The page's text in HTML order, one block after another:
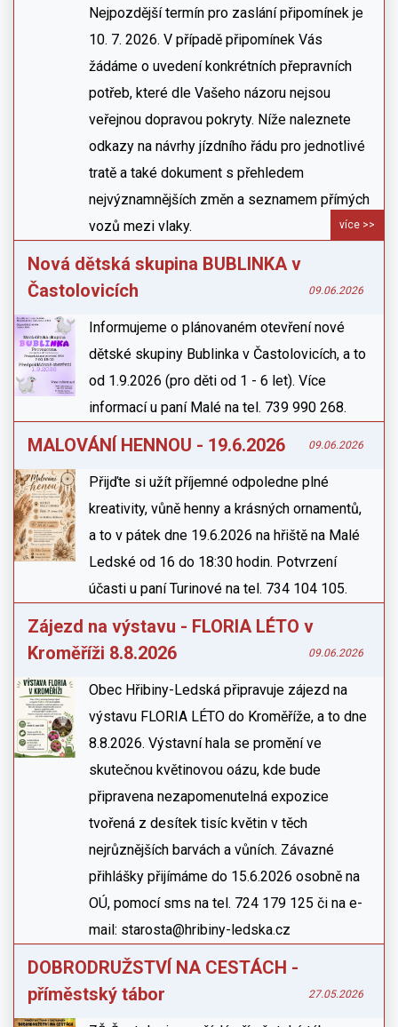
Nejpozdější termín pro zaslání připomínek je
10. 7. 2026. V případě připomínek Vás
žádáme o uvedení konkrétních přepravních
potřeb, které dle Vašeho názoru nejsou
veřejnou dopravou pokryty. Níže naleznete
odkazy na návrhy jízdního řádu pro jednotlivé
tratě a také dokument s přehledem
nejvýznamnějších změn a seznamem přímých
vozů mezi vlaky.
více >>
Nová dětská skupina BUBLINKA v
Častolovicích
09.06.2026
Informujeme o plánovaném otevření nové
dětské skupiny Bublinka v Častolovicích, a to
od 1.9.2026 (pro děti od 1 - 6 let). Více
informací u paní Malé na tel. 739 990 268.
MALOVÁNÍ HENNOU - 19.6.2026 09.06.2026
Přijďte si užít příjemné odpoledne plné
kreativity, vůně henny a krásných ornamentů,
a to v pátek dne 19.6.2026 na hřiště na Malé
Ledské od 16 do 18:30 hodin. Potvrzení
účasti u paní Turinové na tel. 734 104 105.
Zájezd na výstavu - FLORIA LÉTO v
Kroměříži 8.8.2026
09.06.2026
Obec Hřibiny-Ledská připravuje zájezd na
výstavu FLORIA LÉTO do Kroměříže, a to dne
8.8.2026. Výstavní hala se promění ve
skutečnou květinovou oázu, kde bude
připravena nezapomenutelná expozice
tvořená z desítek tisíc květin v těch
nejrůznějších barvách a vůních. Závazné
přihlášky přijímáme do 15.6.2026 osobně na
OÚ, pomocí sms na tel. 724 179 125 či na e-
mail: starosta@hribiny-ledska.cz
DOBRODRUŽSTVÍ NA CESTÁCH -
příměstský tábor
27.05.2026